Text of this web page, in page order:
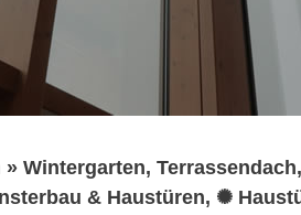
Wintergarten,
& Haustüren, ✺